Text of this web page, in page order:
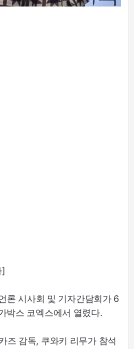
]
론 시사회 및 기자간담회가 6
박스 코엑스에서 열렸다.
즈 감독, 쿠와키 리무가 참석